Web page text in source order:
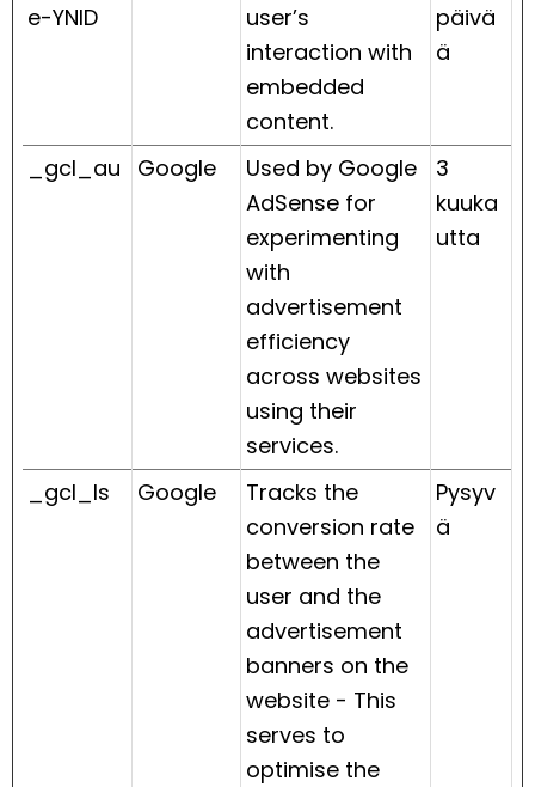
e-YNID
user’s
interaction with
embedded
content.
päivä
ä
_gcl_au Google
Used by Google
AdSense for
experimenting
with
advertisement
efficiency
across websites
using their
services.
3
kuuka
utta
_gcl_ls Google
Tracks the
conversion rate
between the
user and the
advertisement
banners on the
website - This
serves to
optimise the
Pysyv
ä